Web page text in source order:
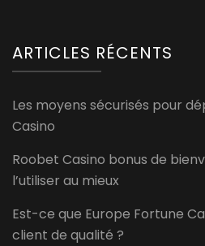
ARTICLES RÉCENTS
Les moyens sécurisés pour
Casino
Roobet Casino bonus de
l’utiliser au mieux
Est-ce que Europe Fortune
client de qualité ?